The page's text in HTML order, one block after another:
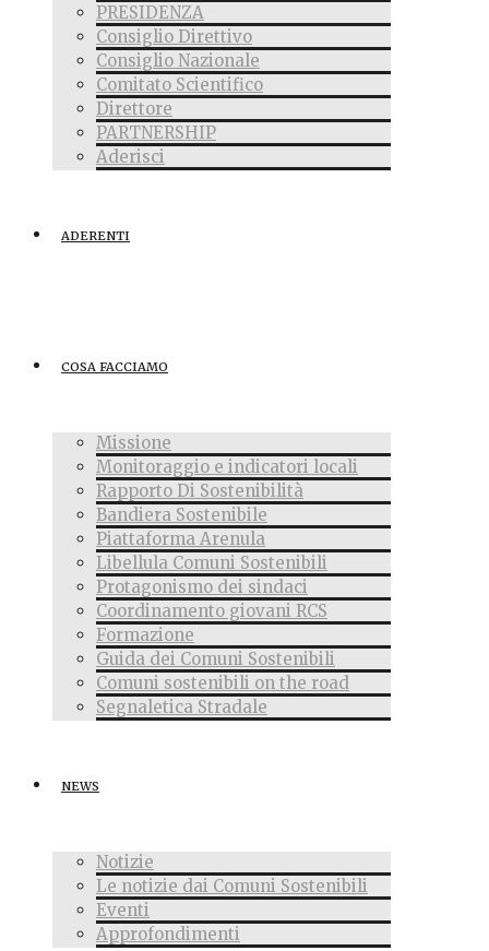
PRESIDENZA
Consiglio Direttivo
Consiglio Nazionale
Comitato Scientifico
Direttore
PARTNERSHIP
Aderisci
ADERENTI
COSA FACCIAMO
Missione
Monitoraggio e indicatori locali
Rapporto Di Sostenibilità
Bandiera Sostenibile
Piattaforma Arenula
Libellula Comuni Sostenibili
Protagonismo dei sindaci
Coordinamento giovani RCS
Formazione
Guida dei Comuni Sostenibili
Comuni sostenibili on the road
Segnaletica Stradale
NEWS
Notizie
Le notizie dai Comuni Sostenibili
Eventi
Approfondimenti